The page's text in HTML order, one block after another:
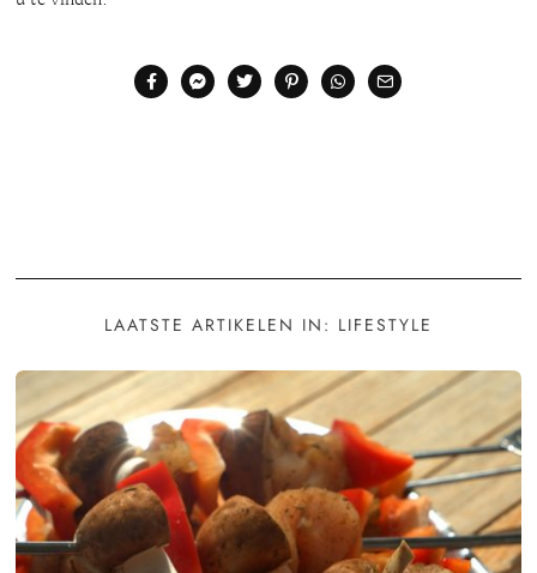
LAATSTE ARTIKELEN IN: LIFESTYLE